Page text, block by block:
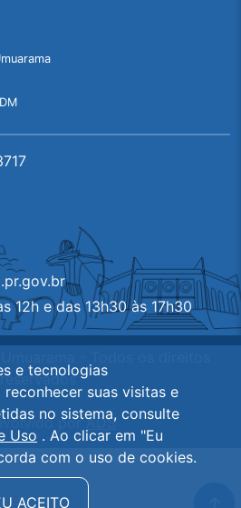
12h e das 13h30 às 17h30
reservados
porADS
e tecnologias
reconhecer suas visitas e
no sistema, consulte
Uso . Ao clicar em "Eu
com o uso de cookies.
ACEITO